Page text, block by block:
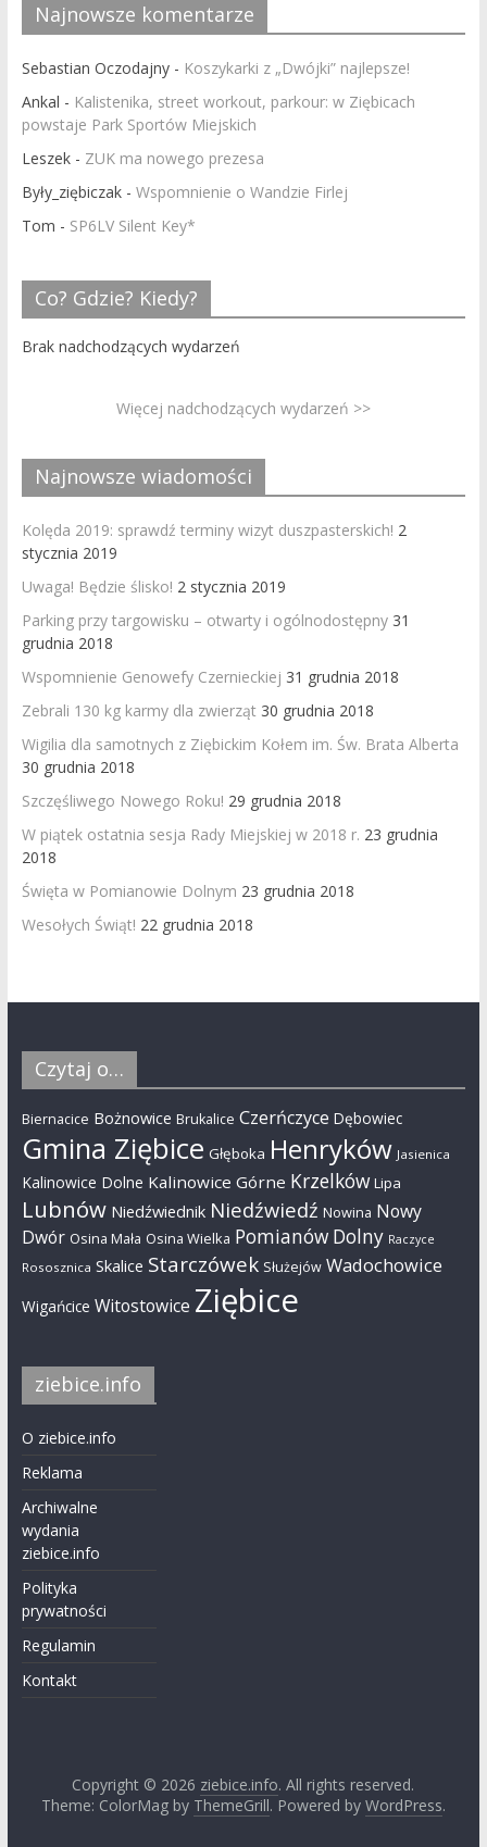
Najnowsze komentarze
Sebastian Oczodajny- Koszykarki z „Dwójki” najlepsze!
Ankal - Kalistenika, street workout, parkour: w Ziębicach
powstaje Park Sportów Miejskich
Leszek- ZUK ma nowego prezesa
Były_ziębiczak- Wspomnienie o Wandzie Firlej
Tom - SP6LV Silent Key*
Co? Gdzie? Kiedy?
Brak nadchodzących wydarzeń
Więcej nadchodzących wydarzeń >>
Najnowsze wiadomości
Kolęda 2019: sprawdź terminy wizyt duszpasterskich! 2
stycznia 2019
Uwaga! Będzie ślisko! 2 stycznia 2019
Parking przy targowisku – otwarty i ogólnodostępny 31
grudnia 2018
Wspomnienie Genowefy Czernieckiej 31 grudnia 2018
Zebrali 130 kg karmy dla zwierząt 30 grudnia 2018
Wigilia dla samotnych z Ziębickim Kołem im. Św. Brata Alberta
30 grudnia 2018
Szczęśliwego Nowego Roku! 29 grudnia 2018
W piątek ostatnia sesja Rady Miejskiej w 2018 r. 23 grudnia
2018
Święta w Pomianowie Dolnym 23 grudnia 2018
Wesołych Świąt! 22 grudnia 2018
Czytaj o…
Biernacice Bożnowice Brukalice Czerńczyce Dębowiec
Gmina Ziębice Głęboka Henryków Jasienica
Kalinowice Dolne Kalinowice Górne Krzelków Lipa
Lubnów Niedźwiednik Niedźwiedź Nowina Nowy
Dwór Osina Mała Osina Wielka Pomianów Dolny Raczyce
Rososznica Skalice Starczówek Służejów Wadochowice
Wigańcice Witostowice Ziębice
ziebice.info
O ziebice.info
Reklama
Archiwalne
wydania
ziebice.info
Polityka
prywatności
Regulamin
Kontakt
Copyright © 2026 ziebice.info. All rights reserved.
Theme: ColorMag by ThemeGrill. Powered by WordPress.